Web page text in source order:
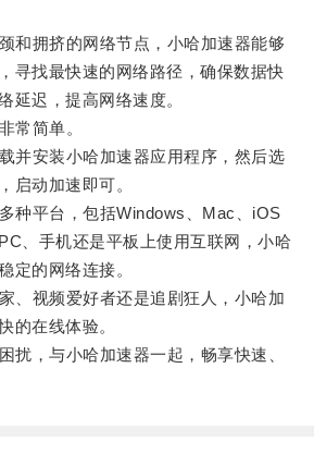
拥挤的网络节点，小哈加速器能够
寻找最快速的网络路径，确保数据快
延迟，提高网络速度。
简单。
安装小哈加速器应用程序，然后选
启动加速即可。
平台，包括Windows、Mac、iOS
、手机还是平板上使用互联网，小哈
定的网络连接。
视频爱好者还是追剧狂人，小哈加
的在线体验。
，与小哈加速器一起，畅享快速、